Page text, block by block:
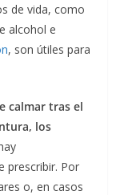
de vida, como
alcohol e
, son útiles para
calmar tras el
los
prescribir. Por
o, en casos